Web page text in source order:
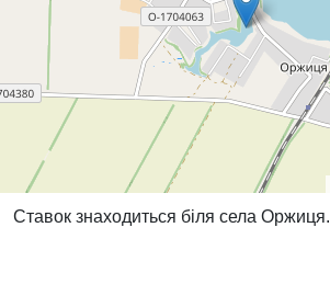
Ставок знаходиться біля села Оржиця.